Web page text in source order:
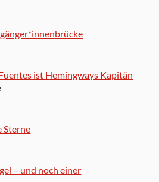
ist Hemingways Kapitän
Sterne
– und noch einer